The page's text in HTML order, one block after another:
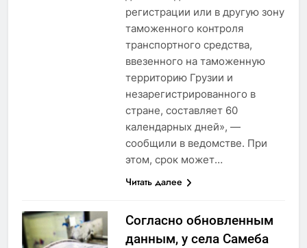
регистрации или в другую зону
таможенного контроля
транспортного средства,
ввезенного на таможенную
территорию Грузии и
незарегистрированного в
стране, составляет 60
календарных дней», —
сообщили в ведомстве. При
этом, срок может…
Читать далее
Согласно обновленным
данным, у села Самеба